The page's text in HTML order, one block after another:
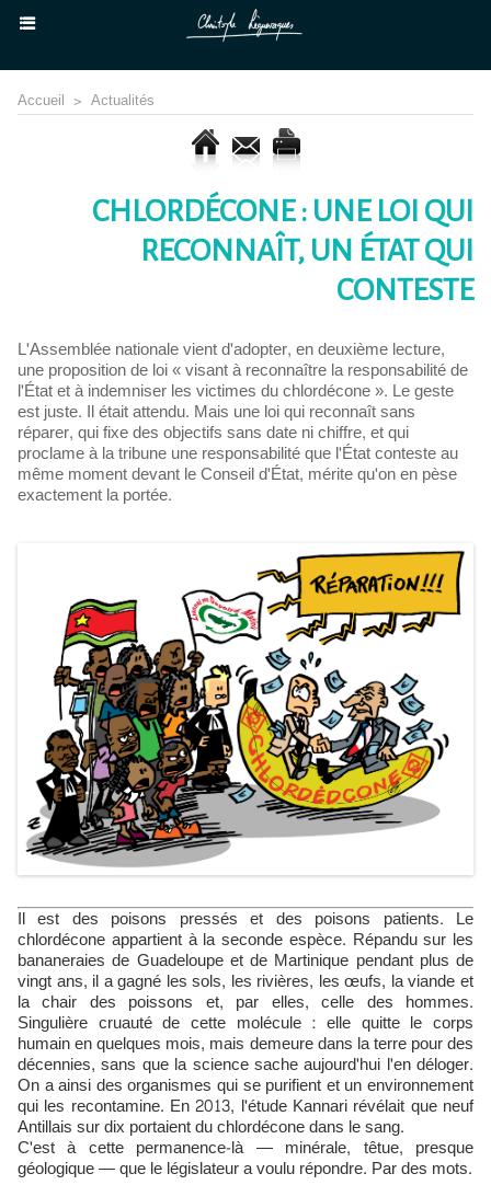
Accueil > Actualités
CHLORDÉCONE : UNE LOI QUI
RECONNAÎT, UN ÉTAT QUI
CONTESTE
L'Assemblée nationale vient d'adopter, en deuxième lecture,
une proposition de loi « visant à reconnaître la responsabilité de
l'État et à indemniser les victimes du chlordécone ». Le geste
est juste. Il était attendu. Mais une loi qui reconnaît sans
réparer, qui fixe des objectifs sans date ni chiffre, et qui
proclame à la tribune une responsabilité que l'État conteste au
même moment devant le Conseil d'État, mérite qu'on en pèse
exactement la portée.
Il est des poisons pressés et des poisons patients. Le
chlordécone appartient à la seconde espèce. Répandu sur les
bananeraies de Guadeloupe et de Martinique pendant plus de
vingt ans, il a gagné les sols, les rivières, les œufs, la viande et
la chair des poissons et, par elles, celle des hommes.
Singulière cruauté de cette molécule : elle quitte le corps
humain en quelques mois, mais demeure dans la terre pour des
décennies, sans que la science sache aujourd'hui l'en déloger.
On a ainsi des organismes qui se purifient et un environnement
qui les recontamine. En 2013, l'étude Kannari révélait que neuf
Antillais sur dix portaient du chlordécone dans le sang.
C'est à cette permanence-là — minérale, têtue, presque
géologique — que le législateur a voulu répondre. Par des mots.